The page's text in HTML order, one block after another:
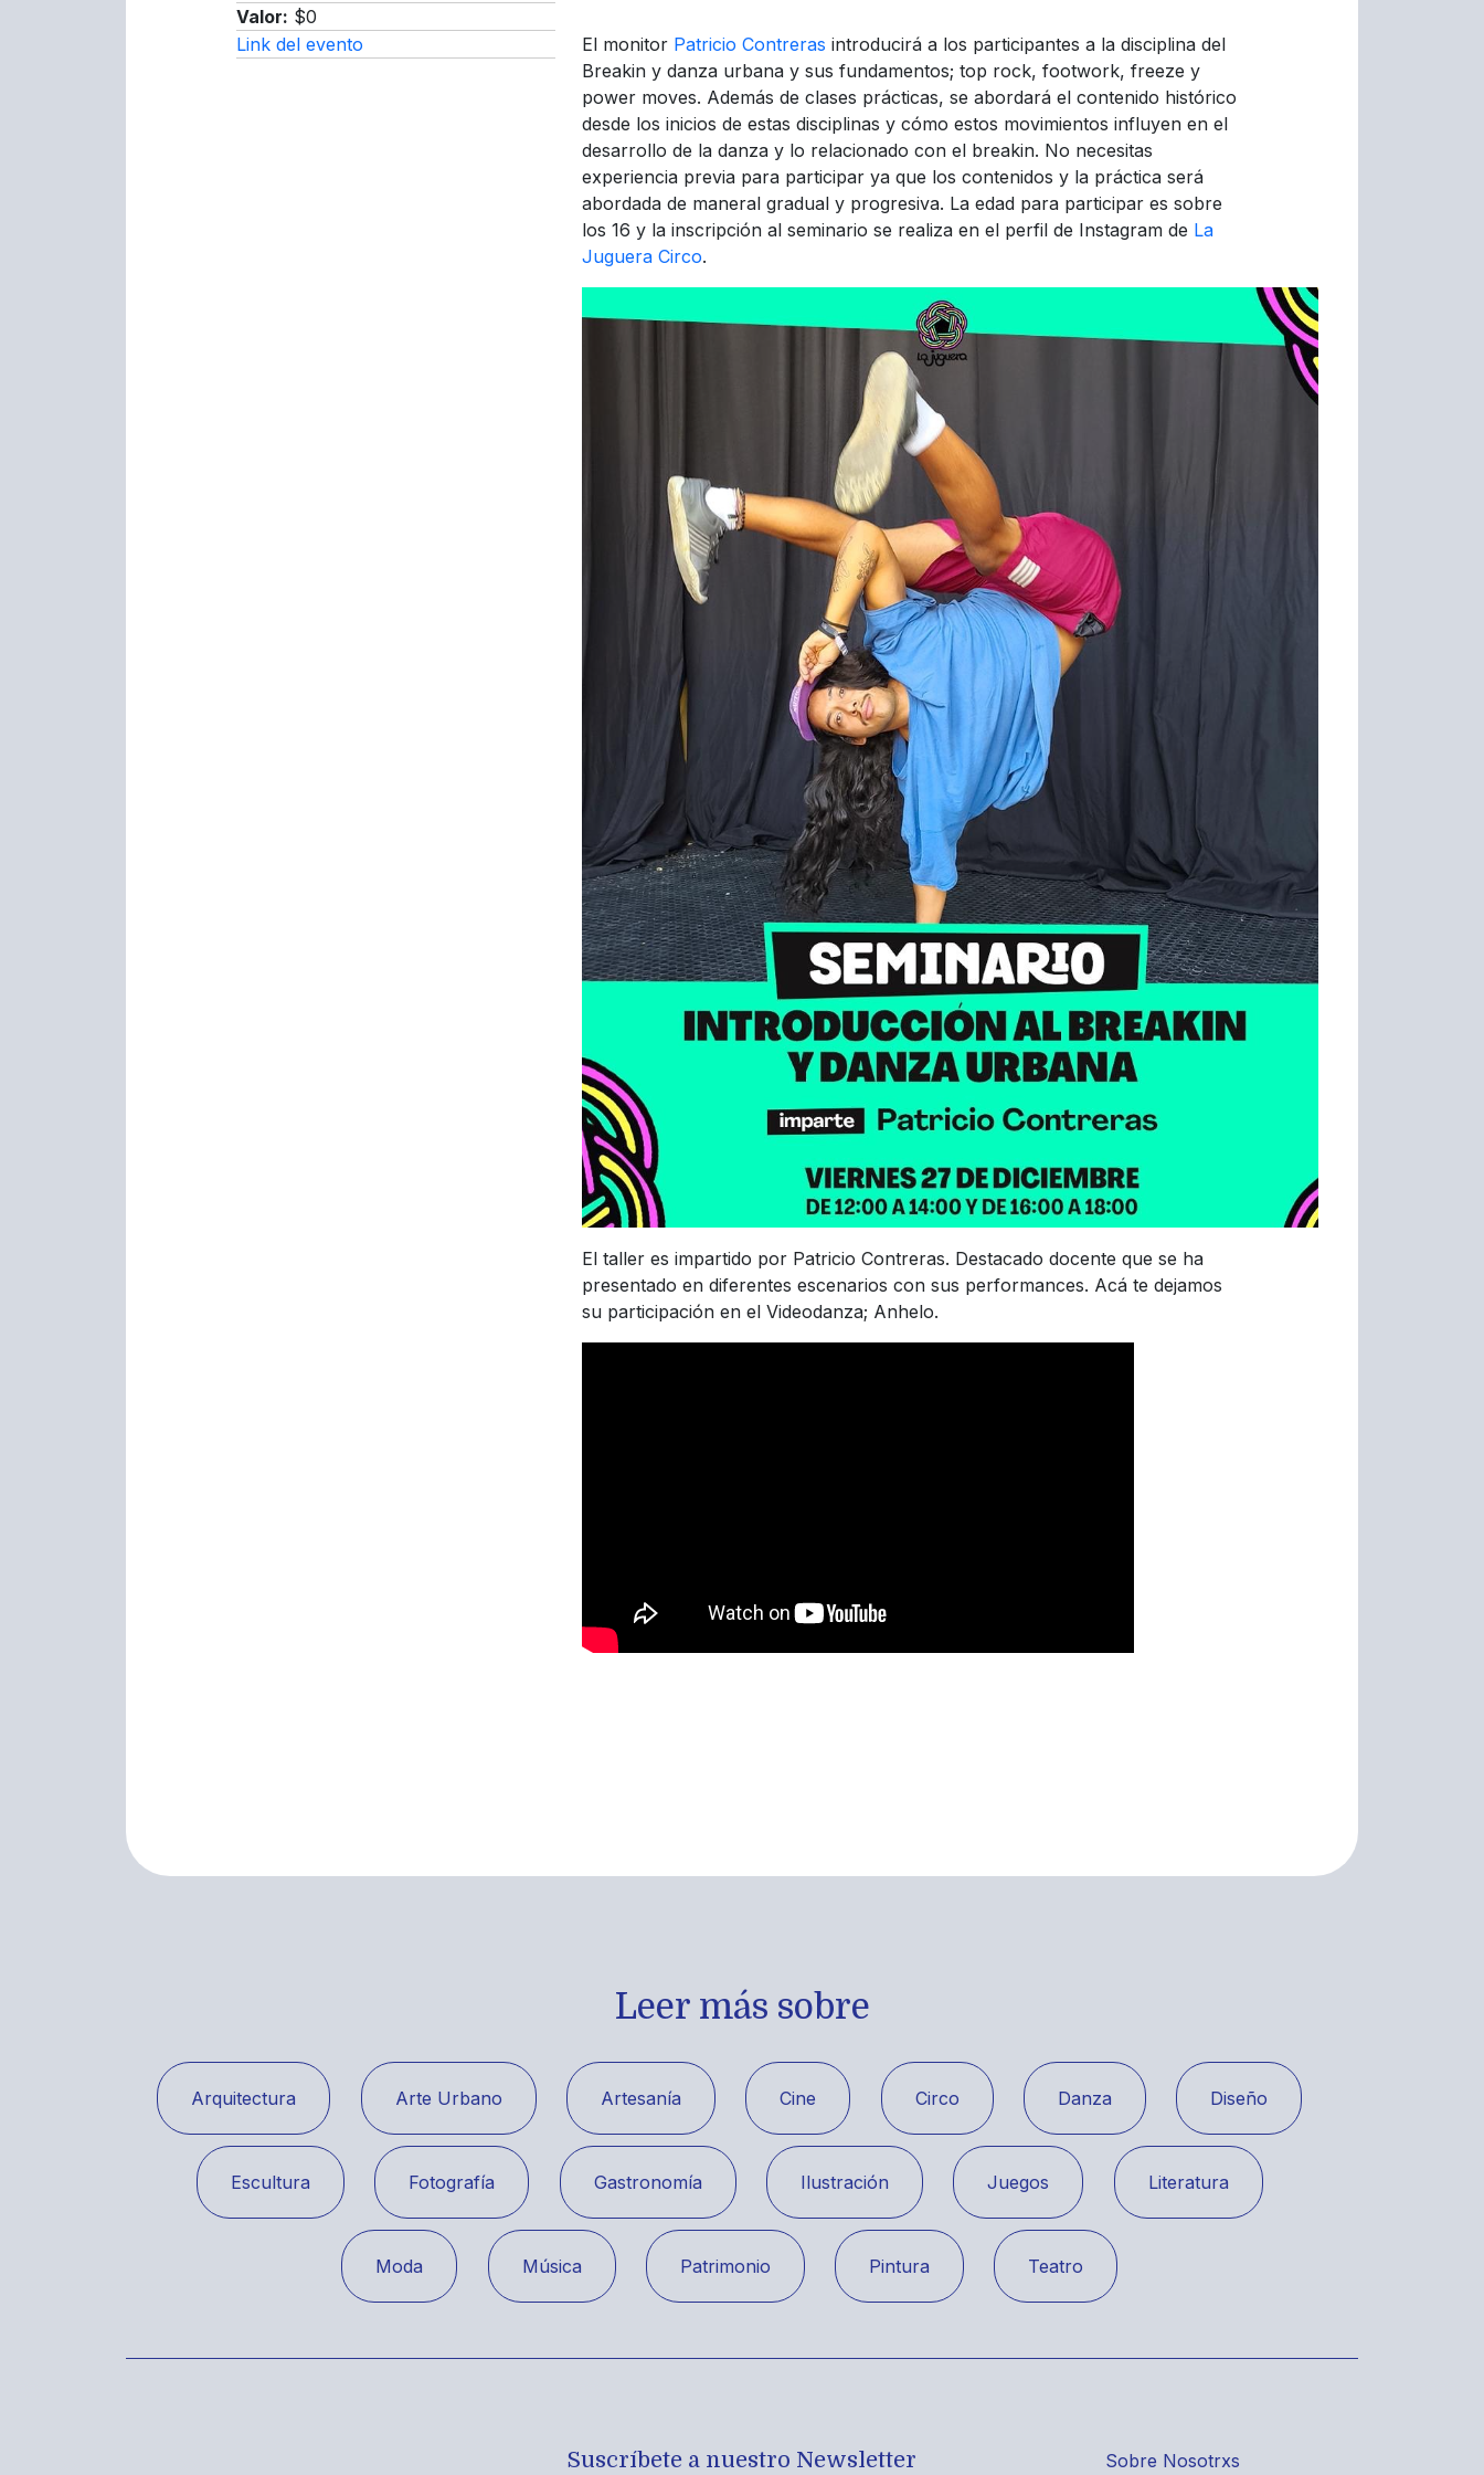
Valor: $0
Link del evento
El monitor Patricio Contreras introducirá a los participantes a la disciplina del
Breakin y danza urbana y sus fundamentos; top rock, footwork, freeze y
power moves. Además de clases prácticas, se abordará el contenido histórico
desde los inicios de estas disciplinas y cómo estos movimientos influyen en el
desarrollo de la danza y lo relacionado con el breakin. No necesitas
experiencia previa para participar ya que los contenidos y la práctica será
abordada de maneral gradual y progresiva. La edad para participar es sobre
los 16 y la inscripción al seminario se realiza en el perfil de Instagram de La
Juguera Circo.
El taller es impartido por Patricio Contreras. Destacado docente que se ha
presentado en diferentes escenarios con sus performances. Acá te dejamos
su participación en el Videodanza; Anhelo.
Leer más sobre
Arquitectura Arte Urbano Artesanía Cine Circo Danza Diseño
Escultura Fotografía Gastronomía Ilustración Juegos Literatura
Moda Música Patrimonio Pintura Teatro
Suscríbete a nuestro Newsletter Sobre Nosotrxs